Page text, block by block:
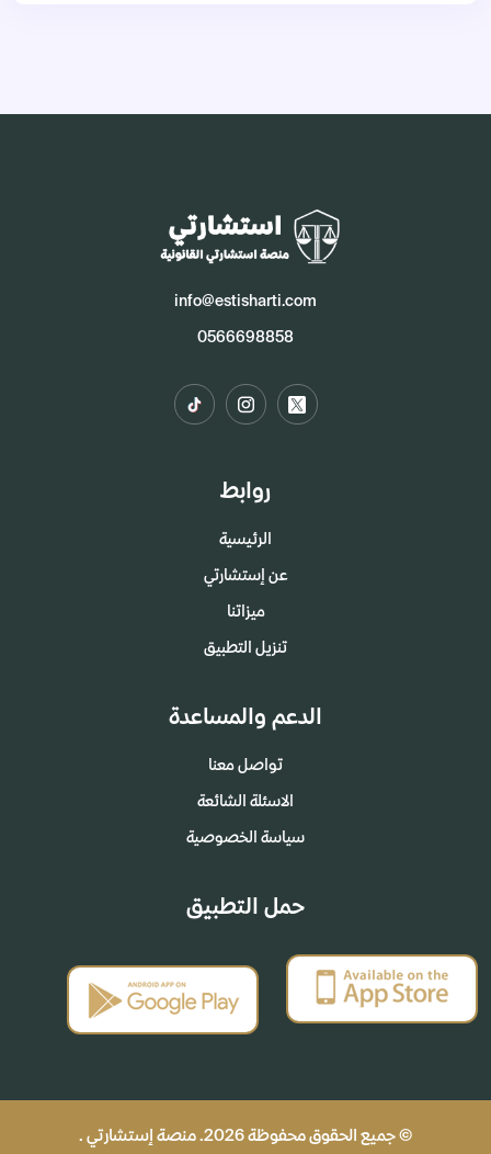
info@estisharti.com
0566698858
روابط
الرئيسية
عن إستشارتي
ميزاتنا
تنزيل التطبيق
الدعم والمساعدة
تواصل معنا
الاسئلة الشائعة
سياسة الخصوصية
حمل التطبيق
© جميع الحقوق محفوظة 2026. منصة إستشارتي .